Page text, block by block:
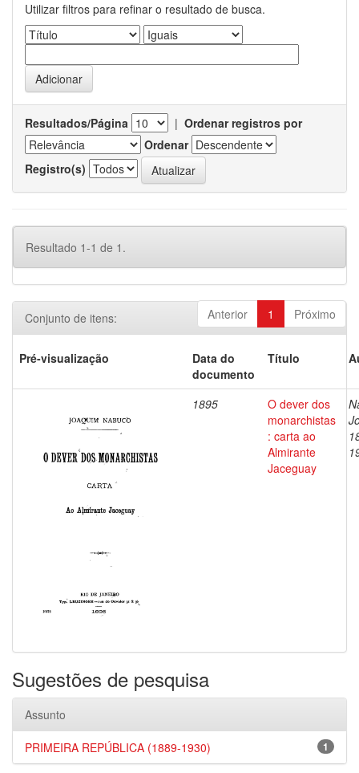
Utilizar filtros para refinar o resultado de busca.
Resultados/Página | Ordenar registros por
Ordenar
Registro(s)
Resultado 1-1 de 1.
Anterior 1 Próximo
Conjunto de itens:
Pré-visualização
Data do
documento
Título
1895
O dever dos
monarchistas
: carta ao
Almirante
Jaceguay
Sugestões de pesquisa
Assunto
1
PRIMEIRA REPÚBLICA (1889-1930)